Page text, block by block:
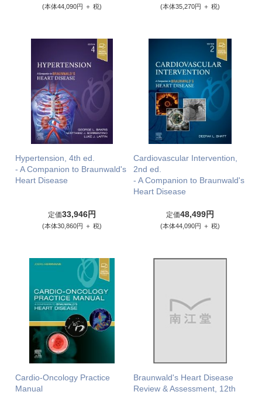
(本体44,090円 ＋ 税) (本体35,270円 ＋ 税)
Hypertension, 4th ed.
- A Companion to Braunwald's
Heart Disease
定価33,946円
(本体30,860円 ＋ 税)
Cardiovascular Intervention,
2nd ed.
- A Companion to Braunwald's
Heart Disease
定価48,499円
(本体44,090円 ＋ 税)
Cardio-Oncology Practice
Manual
Braunwald's Heart Disease
Review & Assessment, 12th